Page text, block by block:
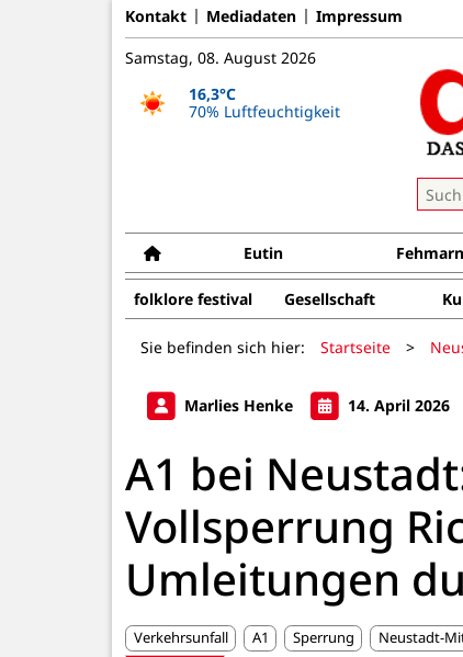
Kontakt Mediadaten Impressum
Samstag, 08. August 2026
16,3°C
70% Luftfeuchtigkeit
Eutin Fehmarn
folklore festival Gesellschaft
Sie befinden sich hier: Startseite >
Marlies Henke 14. April 2026
A1 bei
Vollsperrung
Umleitungen
Verkehrsunfall A1 Sperrung Neustadt-